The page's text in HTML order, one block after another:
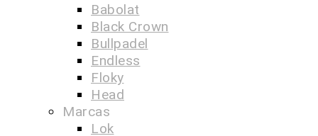
Babolat
Black Crown
Bullpadel
Endless
Floky
Head
Marcas
Lok